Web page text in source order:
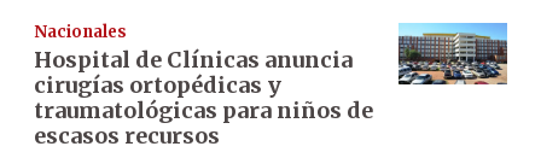
Nacionales
Hospital de Clínicas anuncia
cirugías ortopédicas y
traumatológicas para niños de
escasos recursos